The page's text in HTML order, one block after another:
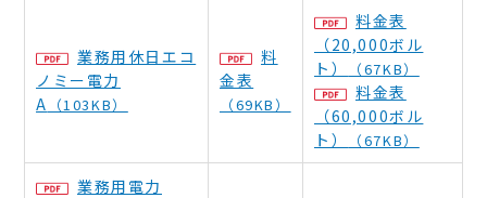
業務用休日エコ
ノミー電力
A （103KB）
料
金表
（69KB）
料金表
（20,000ボル
ト）
（67KB）
料金表
（60,000ボル
ト）
（67KB）
業務用電力